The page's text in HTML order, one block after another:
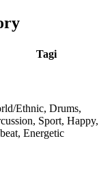
Tagi
Ethnic, Drums,
Sport, Happy,
Energetic